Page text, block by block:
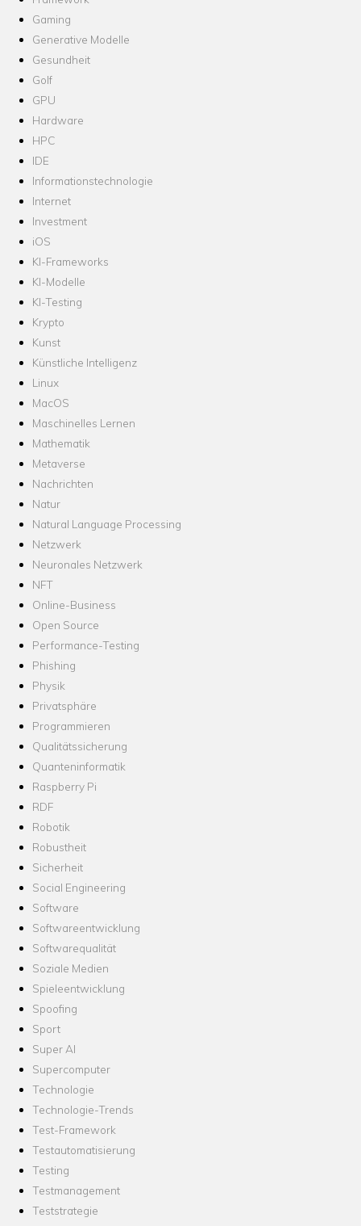
Gaming
Generative Modelle
Gesundheit
Golf
GPU
Hardware
HPC
IDE
Informationstechnologie
Internet
Investment
iOS
KI-Frameworks
KI-Modelle
KI-Testing
Krypto
Kunst
Künstliche Intelligenz
Linux
MacOS
Maschinelles Lernen
Mathematik
Metaverse
Nachrichten
Natur
Natural Language Processing
Netzwerk
Neuronales Netzwerk
NFT
Online-Business
Open Source
Performance-Testing
Phishing
Physik
Privatsphäre
Programmieren
Qualitätssicherung
Quanteninformatik
Raspberry Pi
RDF
Robotik
Robustheit
Sicherheit
Social Engineering
Software
Softwareentwicklung
Softwarequalität
Soziale Medien
Spieleentwicklung
Spoofing
Sport
Super AI
Supercomputer
Technologie
Technologie-Trends
Test-Framework
Testautomatisierung
Testing
Testmanagement
Teststrategie